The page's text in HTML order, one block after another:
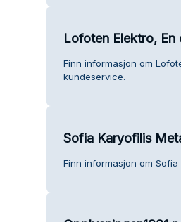
Lofoten Elektro, En
Finn informasjon om
kundeservice.
Sofia Karyofilis
Finn informasjon om